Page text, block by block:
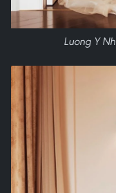
Luong Y